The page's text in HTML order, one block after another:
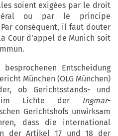
soient exigées par le droit
ou par le principe
conséquent, il faut douter
Cour d’appel de Munich soit
Entscheidung
München (OLG München)
ob Gerichtsstands- und
im Lichte der Ingmar-
Gerichtshofs unwirksam
dass die international
der Artikel 17 und 18 der